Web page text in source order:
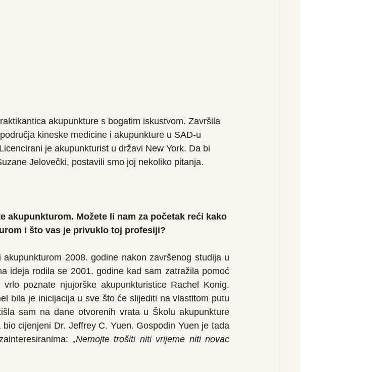
akupunkture s bogatim iskustvom. Završila
kineske medicine i akupunkture u SAD-u
je akupunkturist u državi New York. Da bi
Jelovečki, postavili smo joj nekoliko pitanja.
akupunkturom. Možete li nam za početak reći kako
i što vas je privuklo toj profesiji?
2008. godine nakon završenog studija u
ideja rodila se 2001. godine kad sam zatražila pomoć
poznate njujorške akupunkturistice Rachel Konig.
bila je inicijacija u sve što će slijediti na vlastitom putu
sam na dane otvorenih vrata u Školu akupunkture
cijenjeni Dr. Jeffrey C. Yuen. Gospodin Yuen je tada
„Nemojte trošiti niti vrijeme niti novac